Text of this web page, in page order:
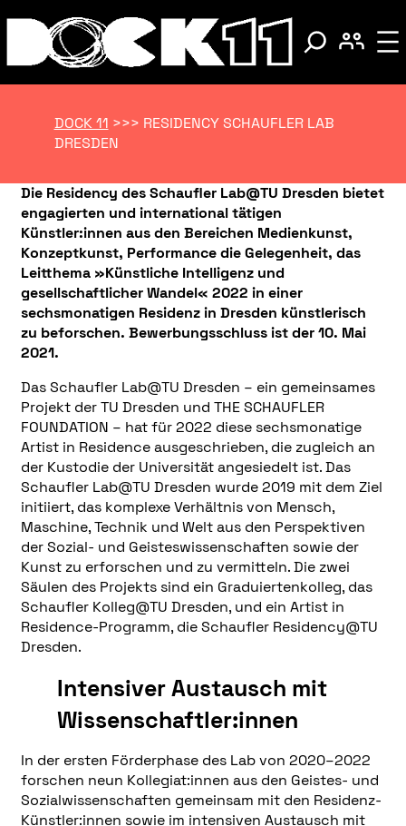
DOCK 11 >>> RESIDENCY SCHAUFLER LAB
DRESDEN
Die Residency des Schaufler Lab@TU Dresden bietet
engagierten und international tätigen
Künstler:innen aus den Bereichen Medienkunst,
Konzeptkunst, Performance die Gelegenheit, das
Leitthema »Künstliche Intelligenz und
gesellschaftlicher Wandel« 2022 in einer
sechsmonatigen Residenz in Dresden künstlerisch
zu beforschen. Bewerbungsschluss ist der 10. Mai
2021.
Das Schaufler Lab@TU Dresden – ein gemeinsames
Projekt der TU Dresden und THE SCHAUFLER
FOUNDATION – hat für 2022 diese sechsmonatige
Artist in Residence ausgeschrieben, die zugleich an
der Kustodie der Universität angesiedelt ist. Das
Schaufler Lab@TU Dresden wurde 2019 mit dem Ziel
initiiert, das komplexe Verhältnis von Mensch,
Maschine, Technik und Welt aus den Perspektiven
der Sozial- und Geisteswissenschaften sowie der
Kunst zu erforschen und zu vermitteln. Die zwei
Säulen des Projekts sind ein Graduiertenkolleg, das
Schaufler Kolleg@TU Dresden, und ein Artist in
Residence-Programm, die Schaufler Residency@TU
Dresden.
Intensiver Austausch mit
Wissenschaftler:innen
In der ersten Förderphase des Lab von 2020–2022
forschen neun Kollegiat:innen aus den Geistes- und
Sozialwissenschaften gemeinsam mit den Residenz-
Künstler:innen sowie im intensiven Austausch mit